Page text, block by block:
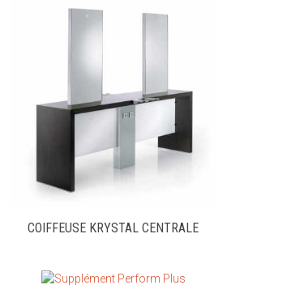
COIFFEUSE KRYSTAL CENTRALE